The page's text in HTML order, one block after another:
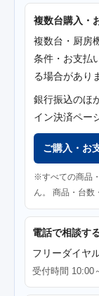
複数台購入・
複数台・厨房
条件・お支払
る場合があり
銀行振込のほ
イン決済ペー
ご購入・お
※すべての商品
ん。 商品・台数
電話で相談す
フリーダイヤ
受付時間 10:00